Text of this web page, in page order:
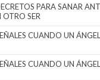
PARA SANAR
OTRO SER
CUANDO UN
CUANDO UN